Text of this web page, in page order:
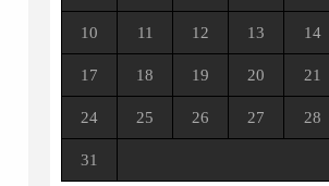
10 11 12 13 14
17 18 19 20 21
24 25 26 27 28
31